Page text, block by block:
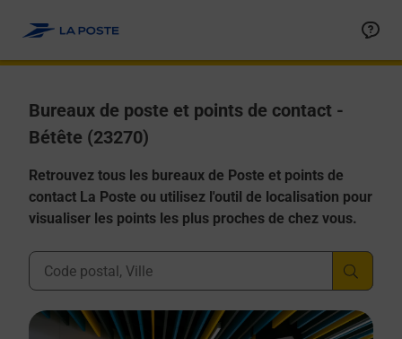
Bureaux de poste et points de contact -
Bétête (23270)
Retrouvez tous les bureaux de Poste et points de
contact La Poste ou utilisez l'outil de localisation pour
visualiser les points les plus proches de chez vous.
Ville, Département, Code Postal